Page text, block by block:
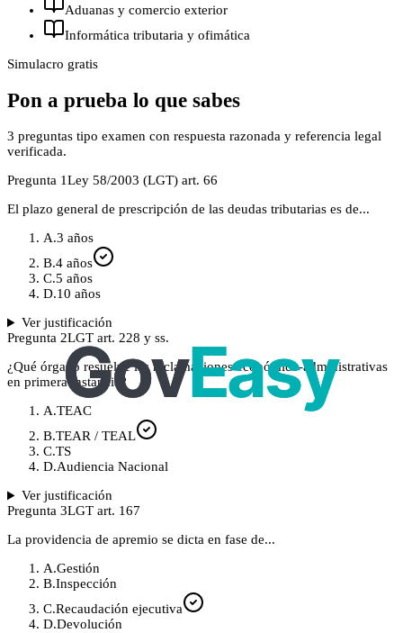
Aduanas y comercio exterior
Informática tributaria y ofimática
Simulacro gratis
Pon a prueba lo que sabes
3 preguntas tipo examen con respuesta razonada y referencia legal
verificada.
Pregunta 1Ley 58/2003 (LGT) art. 66
El plazo general de prescripción de las deudas tributarias es de...
A.3 años
B.4 años
C.5 años
D.10 años
Ver justificación
Pregunta 2LGT art. 228 y ss.
¿Qué órgano resuelve las reclamaciones económico-administrativas
en primera instancia?
A.TEAC
B.TEAR / TEAL
C.TS
D.Audiencia Nacional
Ver justificación
Pregunta 3LGT art. 167
La providencia de apremio se dicta en fase de...
A.Gestión
B.Inspección
C.Recaudación ejecutiva
D.Devolución